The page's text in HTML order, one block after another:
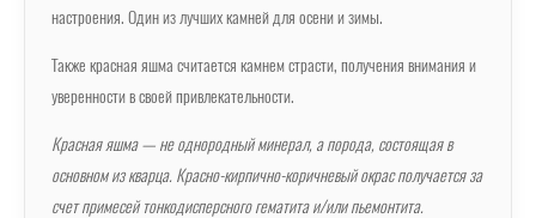
настроения. Один из лучших камней для осени и зимы.
Также красная яшма считается камнем страсти, получения внимания и
уверенности в своей привлекательности.
Красная яшма — не однородный минерал, а порода, состоящая в
основном из кварца. Красно-кирпично-коричневый окрас получается за
счет примесей тонкодисперсного гематита и/или пьемонтита.